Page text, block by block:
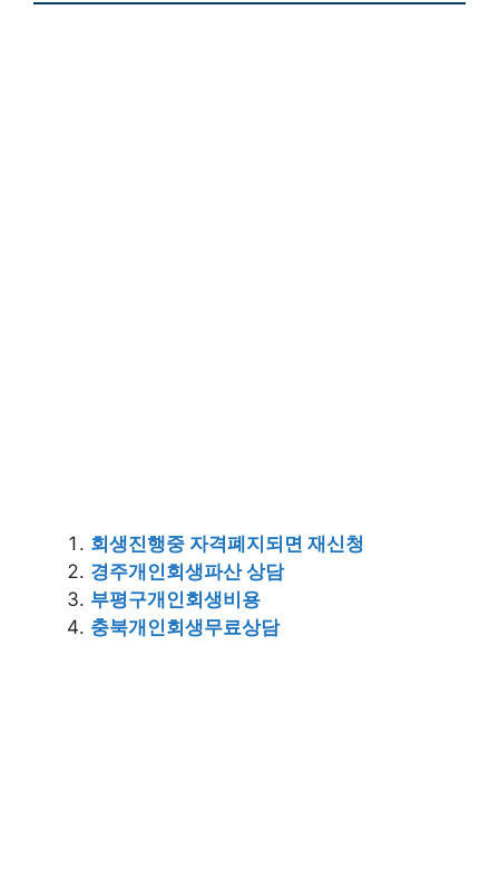
회생진행중 자격폐지되면 재신청
경주개인회생파산 상담
부평구개인회생비용
충북개인회생무료상담